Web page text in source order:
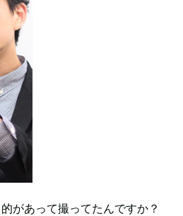
があって撮ってたんですか？